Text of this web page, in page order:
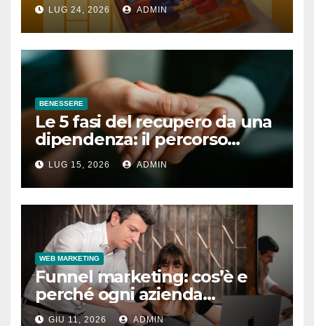
LUG 24, 2026 ADMIN
BENESSERE
Le 5 fasi del recupero da una
dipendenza: il percorso
completo
LUG 15, 2026 ADMIN
WEB MARKETING
Funnel marketing: cos’è e
perché ogni azienda
dovrebbe implementarlo
GIU 11, 2026 ADMIN